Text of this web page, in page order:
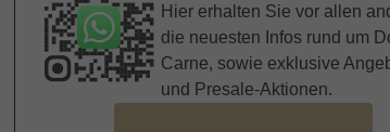
Hier erhalten Sie vor allen
die neuesten Infos rund um
Carne, sowie exklusive
und Presale-Aktionen.